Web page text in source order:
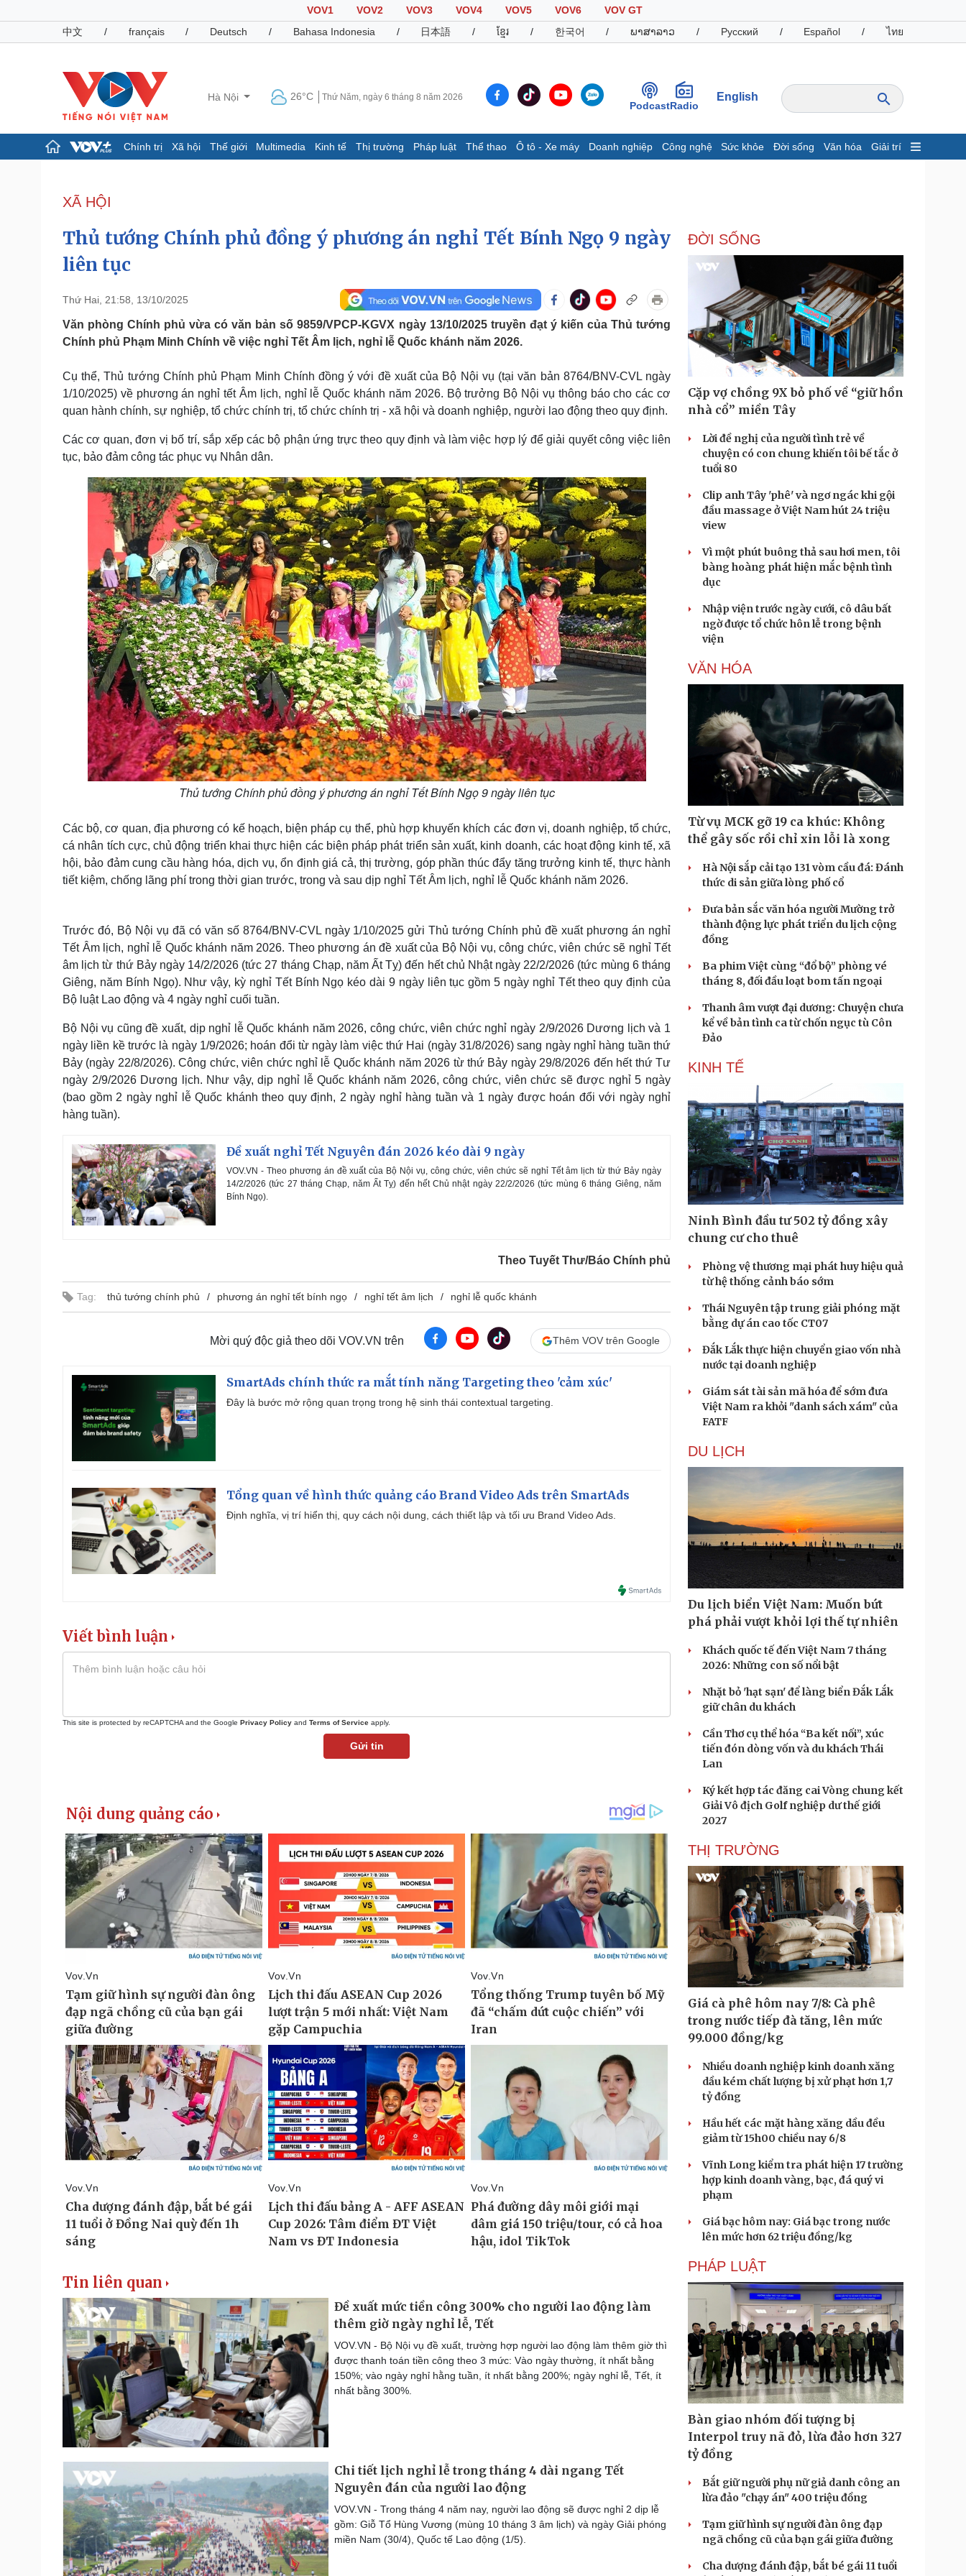
VOV1 VOV2 VOV3 VOV4 VOV5 VOV6
VOV GT
中文
/ français / Deutsch / Bahasa Indonesia / 日本語 / ខ្មែរ / 한국어 / ພາສາລາວ / Русский / Español / ไทย
Hà Nội 26°C Thứ Năm, ngày 6 tháng 8 năm 2026
PodcastRadio
English
Chính trị Xã hội Thế giới Multimedia Kinh tế Thị trường Pháp luật Thể thao Ô tô - Xe máy Doanh nghiệp Công nghệ Sức khỏe Đời sống Văn hóa Giải trí
Đảng
Tổ chức nhân sự
Quốc hội
Nhận diện sự thật
Dấu ấn VOV
E-Magazine
Infographic
Giá cà phê
Pháp luật
Tin nóng
Tư vấn luật
Việt Nam
Phân tích
Thể thao
Lịch thi đấu bóng đá
Thế giới thể thao
Hậu trường
Ô tô - Xe máy
Xe máy
Tư vấn
Doanh nghiệp
Thông tin doanh nghiệp
Doanh nghiệp 24h
Doanh nhân
Công nghệ
Sành điệu
Tin Công nghệ
Trải nghiệm
Chuyển đổi số
Sức khỏe
Dinh dưỡng - món ngon
Cây thuốc
Sản phụ khoa
Nhi khoa
Nam khoa
Làm đẹp - giảm cân
Phòng mạch online
Ăn sạch sống khỏe
Đời sống
Blog
Tình yêu - Gia đình
Văn hóa
Sân khấu - Điện ảnh
Văn học
Âm nhạc
Giải trí
Nghệ sĩ
Thời trang
Sao Việt
Du lịch
Tư vấn
Săn Tour
Podcast
Câu chuyện thời sự
Đọc truyện đêm khuya
Cửa sổ tình yêu
Cải chính
XÃ HỘI
Thủ tướng Chính phủ đồng ý phương án nghỉ Tết Bính Ngọ 9 ngày
liên tục
Thứ Hai, 21:58, 13/10/2025
Văn phòng Chính phủ vừa có văn bản số 9859/VPCP-KGVX ngày 13/10/2025 truyền đạt ý kiến của Thủ tướng
Chính phủ Phạm Minh Chính về việc nghỉ Tết Âm lịch, nghỉ lễ Quốc khánh năm 2026.
Cụ thể, Thủ tướng Chính phủ Phạm Minh Chính đồng ý với đề xuất của Bộ Nội vụ (tại văn bản 8764/BNV-CVL ngày
1/10/2025) về phương án nghỉ tết Âm lịch, nghỉ lễ Quốc khánh năm 2026. Bộ trưởng Bộ Nội vụ thông báo cho các cơ
quan hành chính, sự nghiệp, tổ chức chính trị, tổ chức chính trị - xã hội và doanh nghiệp, người lao động theo quy định.
Các cơ quan, đơn vị bố trí, sắp xếp các bộ phận ứng trực theo quy định và làm việc hợp lý để giải quyết công việc liên
tục, bảo đảm công tác phục vụ Nhân dân.
Thủ tướng Chính phủ đồng ý phương án nghỉ Tết Bính Ngọ 9 ngày liên tục
Các bộ, cơ quan, địa phương có kế hoạch, biện pháp cụ thể, phù hợp khuyến khích các đơn vị, doanh nghiệp, tổ chức,
cá nhân tích cực, chủ động triển khai thực hiện các biện pháp phát triển sản xuất, kinh doanh, các hoạt động kinh tế, xã
hội, bảo đảm cung cầu hàng hóa, dịch vụ, ổn định giá cả, thị trường, góp phần thúc đẩy tăng trưởng kinh tế, thực hành
tiết kiệm, chống lãng phí trong thời gian trước, trong và sau dịp nghỉ Tết Âm lịch, nghỉ lễ Quốc khánh năm 2026.
Trước đó, Bộ Nội vụ đã có văn số 8764/BNV-CVL ngày 1/10/2025 gửi Thủ tướng Chính phủ đề xuất phương án nghỉ
Tết Âm lịch, nghỉ lễ Quốc khánh năm 2026. Theo phương án đề xuất của Bộ Nội vụ, công chức, viên chức sẽ nghỉ Tết
âm lịch từ thứ Bảy ngày 14/2/2026 (tức 27 tháng Chạp, năm Ất Tỵ) đến hết chủ Nhật ngày 22/2/2026 (tức mùng 6 tháng
Giêng, năm Bính Ngọ). Như vậy, kỳ nghỉ Tết Bính Ngọ kéo dài 9 ngày liên tục gồm 5 ngày nghỉ Tết theo quy định của
Bộ luật Lao động và 4 ngày nghỉ cuối tuần.
Bộ Nội vụ cũng đề xuất, dịp nghỉ lễ Quốc khánh năm 2026, công chức, viên chức nghỉ ngày 2/9/2026 Dương lịch và 1
ngày liền kề trước là ngày 1/9/2026; hoán đổi từ ngày làm việc thứ Hai (ngày 31/8/2026) sang ngày nghỉ hàng tuần thứ
Bảy (ngày 22/8/2026). Công chức, viên chức nghỉ lễ Quốc khánh năm 2026 từ thứ Bảy ngày 29/8/2026 đến hết thứ Tư
ngày 2/9/2026 Dương lịch. Như vậy, dịp nghỉ lễ Quốc khánh năm 2026, công chức, viên chức sẽ được nghỉ 5 ngày
(bao gồm 2 ngày nghỉ lễ Quốc khánh theo quy định, 2 ngày nghỉ hàng tuần và 1 ngày được hoán đổi với ngày nghỉ
hàng tuần).
Đề xuất nghỉ Tết Nguyên đán 2026 kéo dài 9 ngày
VOV.VN - Theo phương án đề xuất của Bộ Nội vụ, công chức, viên chức sẽ nghỉ Tết âm lịch từ thứ Bảy ngày
14/2/2026 (tức 27 tháng Chạp, năm Ất Tỵ) đến hết Chủ nhật ngày 22/2/2026 (tức mùng 6 tháng Giêng, năm
Bính Ngọ).
Theo Tuyết Thư/Báo Chính phủ
Tag: thủ tướng chính phủ phương án nghỉ tết bính ngọ nghỉ tết âm lịch nghỉ lễ quốc khánh
Mời quý độc giả theo dõi VOV.VN trên Thêm VOV trên Google
SmartAds chính thức ra mắt tính năng Targeting theo 'cảm xúc'
Đây là bước mở rộng quan trọng trong hệ sinh thái contextual targeting.
Tổng quan về hình thức quảng cáo Brand Video Ads trên SmartAds
Định nghĩa, vị trí hiển thị, quy cách nội dung, cách thiết lập và tối ưu Brand Video Ads.
Viết bình luận
This site is protected by reCAPTCHA and the Google Privacy Policy and Terms of Service apply.
Gửi tin
Tin liên quan
Đề xuất mức tiền công 300% cho người lao động làm
thêm giờ ngày nghỉ lễ, Tết
VOV.VN - Bộ Nội vụ đề xuất, trường hợp người lao động làm thêm giờ thì
được thanh toán tiền công theo 3 mức: Vào ngày thường, ít nhất bằng
150%; vào ngày nghỉ hằng tuần, ít nhất bằng 200%; ngày nghỉ lễ, Tết, ít
nhất bằng 300%.
Chi tiết lịch nghỉ lễ trong tháng 4 dài ngang Tết
Nguyên đán của người lao động
VOV.VN - Trong tháng 4 năm nay, người lao động sẽ được nghỉ 2 dịp lễ
gồm: Giỗ Tổ Hùng Vương (mùng 10 tháng 3 âm lịch) và ngày Giải phóng
miền Nam (30/4), Quốc tế Lao động (1/5).
ĐỜI SỐNG
Cặp vợ chồng 9X bỏ phố về “giữ hồn
nhà cổ” miền Tây
Lời đề nghị của người tình trẻ về
chuyện có con chung khiến tôi bế tắc ở
tuổi 80
Clip anh Tây 'phê' và ngơ ngác khi gội
đầu massage ở Việt Nam hút 24 triệu
view
Vì một phút buông thả sau hơi men, tôi
bàng hoàng phát hiện mắc bệnh tình
dục
Nhập viện trước ngày cưới, cô dâu bất
ngờ được tổ chức hôn lễ trong bệnh
viện
VĂN HÓA
Từ vụ MCK gỡ 19 ca khúc: Không
thể gây sốc rồi chỉ xin lỗi là xong
Hà Nội sắp cải tạo 131 vòm cầu đá: Đánh
thức di sản giữa lòng phố cổ
Đưa bản sắc văn hóa người Mường trở
thành động lực phát triển du lịch cộng
đồng
Ba phim Việt cùng “đổ bộ” phòng vé
tháng 8, đối đầu loạt bom tấn ngoại
Thanh âm vượt đại dương: Chuyện chưa
kể về bản tình ca từ chốn ngục tù Côn
Đảo
KINH TẾ
Ninh Bình đầu tư 502 tỷ đồng xây
chung cư cho thuê
Phòng vệ thương mại phát huy hiệu quả
từ hệ thống cảnh báo sớm
Thái Nguyên tập trung giải phóng mặt
bằng dự án cao tốc CT07
Đắk Lắk thực hiện chuyển giao vốn nhà
nước tại doanh nghiệp
Giám sát tài sản mã hóa để sớm đưa
Việt Nam ra khỏi "danh sách xám" của
FATF
DU LỊCH
Du lịch biển Việt Nam: Muốn bứt
phá phải vượt khỏi lợi thế tự nhiên
Khách quốc tế đến Việt Nam 7 tháng
2026: Những con số nổi bật
Nhặt bỏ 'hạt sạn' để làng biển Đắk Lắk
giữ chân du khách
Cần Thơ cụ thể hóa “Ba kết nối”, xúc
tiến đón dòng vốn và du khách Thái
Lan
Ký kết hợp tác đăng cai Vòng chung kết
Giải Vô địch Golf nghiệp dư thế giới
2027
THỊ TRƯỜNG
Giá cà phê hôm nay 7/8: Cà phê
trong nước tiếp đà tăng, lên mức
99.000 đồng/kg
Nhiều doanh nghiệp kinh doanh xăng
dầu kém chất lượng bị xử phạt hơn 1,7
tỷ đồng
Hầu hết các mặt hàng xăng dầu đều
giảm từ 15h00 chiều nay 6/8
Vĩnh Long kiểm tra phát hiện 17 trường
hợp kinh doanh vàng, bạc, đá quý vi
phạm
Giá bạc hôm nay: Giá bạc trong nước
lên mức hơn 62 triệu đồng/kg
PHÁP LUẬT
Bàn giao nhóm đối tượng bị
Interpol truy nã đỏ, lừa đảo hơn 327
tỷ đồng
Bắt giữ người phụ nữ giả danh công an
lừa đảo "chạy án" 400 triệu đồng
Tạm giữ hình sự người đàn ông đạp
ngã chồng cũ của bạn gái giữa đường
Cha dượng đánh đập, bắt bé gái 11 tuổi